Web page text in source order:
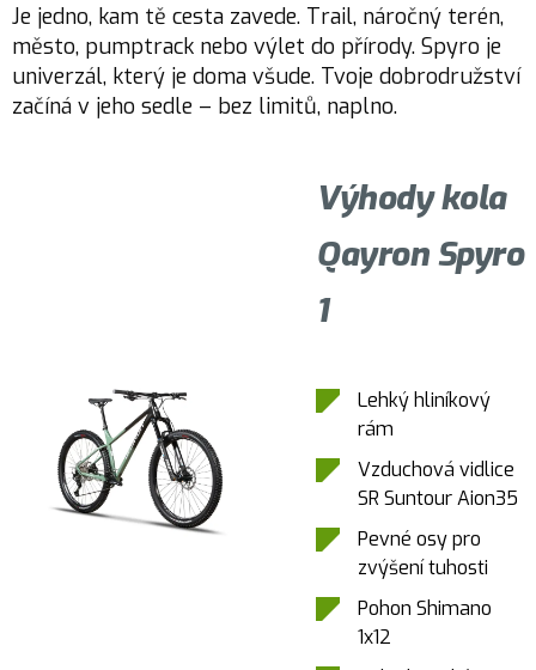
Je jedno, kam tě cesta zavede. Trail, náročný terén,
město, pumptrack nebo výlet do přírody. Spyro je
univerzál, který je doma všude. Tvoje dobrodružství
začíná v jeho sedle – bez limitů, naplno.
Výhody kola
Qayron Spyro
1
Lehký hliníkový
rám
Vzduchová vidlice
SR Suntour Aion35
Pevné osy pro
zvýšení tuhosti
Pohon Shimano
1x12